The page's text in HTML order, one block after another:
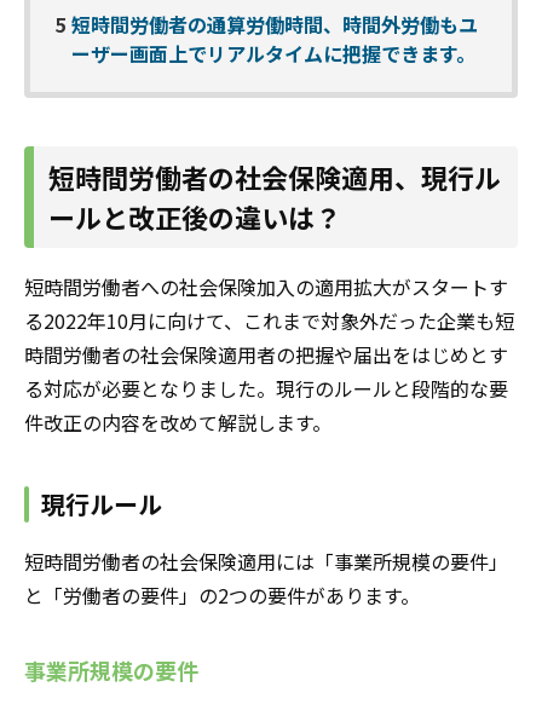
5 短時間労働者の通算労働時間、時間外労働もユ
ーザー画面上でリアルタイムに把握できます。
短時間労働者の社会保険適用、現行ル
ールと改正後の違いは？
短時間労働者への社会保険加入の適用拡大がスタートす
る2022年10月に向けて、これまで対象外だった企業も短
時間労働者の社会保険適用者の把握や届出をはじめとす
る対応が必要となりました。現行のルールと段階的な要
件改正の内容を改めて解説します。
現行ルール
短時間労働者の社会保険適用には「事業所規模の要件」
と「労働者の要件」の2つの要件があります。
事業所規模の要件